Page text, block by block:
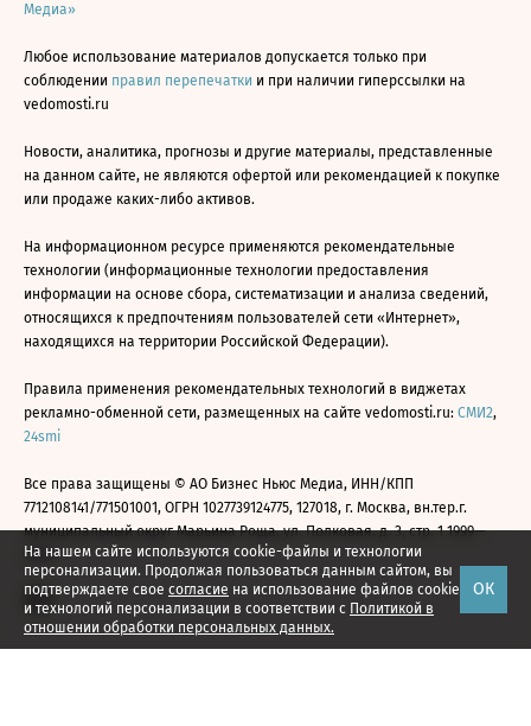
На нашем сайте используются cookie-файлы и технологии
персонализации. Продолжая пользоваться данным сайтом, вы
подтверждаете свое согласие на использование файлов cookie
и технологий персонализации в соответствии с Политикой в
отношении обработки персональных данных.
ОК
Медиа»
Любое использование материалов допускается только при
соблюдении правил перепечатки и при наличии гиперссылки на
vedomosti.ru
Новости, аналитика, прогнозы и другие материалы, представленные
на данном сайте, не являются офертой или рекомендацией к покупке
или продаже каких-либо активов.
На информационном ресурсе применяются рекомендательные
технологии (информационные технологии предоставления
информации на основе сбора, систематизации и анализа сведений,
относящихся к предпочтениям пользователей сети «Интернет»,
находящихся на территории Российской Федерации).
Правила применения рекомендательных технологий в виджетах
рекламно-обменной сети, размещенных на сайте vedomosti.ru: СМИ2,
24smi
Все права защищены © АО Бизнес Ньюс Медиа, ИНН/КПП
7712108141/771501001, ОГРН 1027739124775, 127018, г. Москва, вн.тер.г.
муниципальный округ Марьина Роща, ул. Полковая, д. 3, стр. 1 1999—
2026